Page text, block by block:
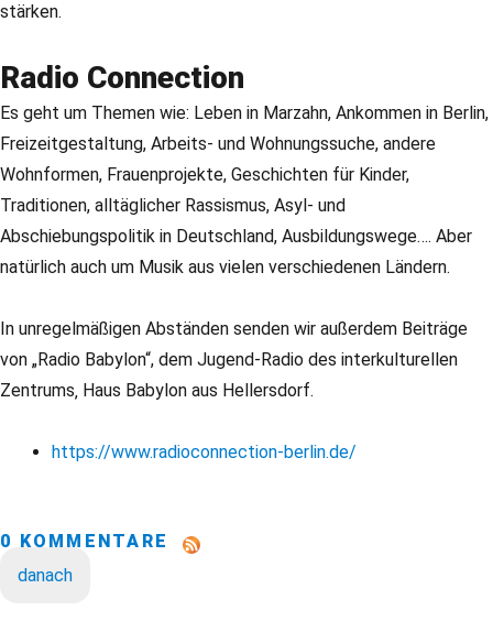
stärken.
Radio Connection
Es geht um Themen wie: Leben in Marzahn, Ankommen in Berlin,
Freizeitgestaltung, Arbeits- und Wohnungssuche, andere
Wohnformen, Frauenprojekte, Geschichten für Kinder,
Traditionen, alltäglicher Rassismus, Asyl- und
Abschiebungspolitik in Deutschland, Ausbildungswege…. Aber
natürlich auch um Musik aus vielen verschiedenen Ländern.
In unregelmäßigen Abständen senden wir außerdem Beiträge
von „Radio Babylon“, dem Jugend-Radio des interkulturellen
Zentrums‚ Haus Babylon aus Hellersdorf.
https://www.radioconnection-berlin.de/
0 KOMMENTARE
danach